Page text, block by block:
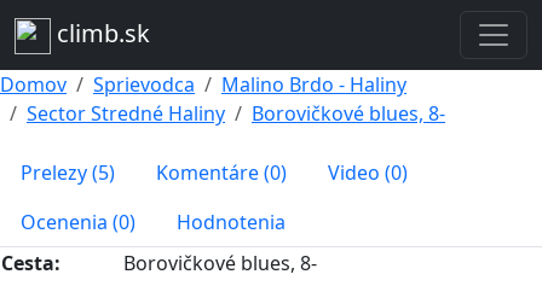
climb.sk
Domov Sprievodca
Malino Brdo - Haliny
Sector Stredné Haliny
Borovičkové blues, 8-
Prelezy (5) Komentáre (0)
Video (0)
Ocenenia (0)
Hodnotenia
Cesta:
Borovičkové blues, 8-